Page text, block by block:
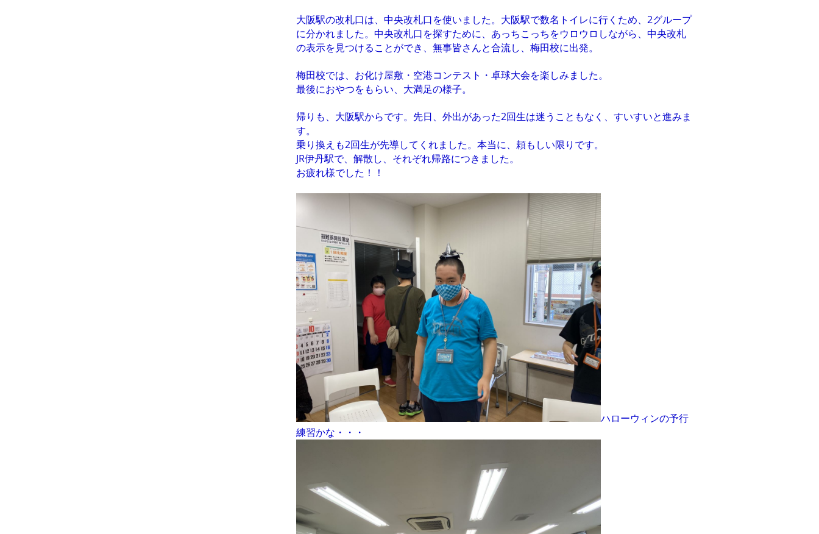
大阪駅の改札口は、中央改札口を使いました。大阪駅で数名トイレに行くため、2グループ
に分かれました。中央改札口を探すために、あっちこっちをウロウロしながら、中央改札
の表示を見つけることができ、無事皆さんと合流し、梅田校に出発。
梅田校では、お化け屋敷・空港コンテスト・卓球大会を楽しみました。
最後におやつをもらい、大満足の様子。
帰りも、大阪駅からです。先日、外出があった2回生は迷うこともなく、すいすいと進みま
す。
乗り換えも2回生が先導してくれました。本当に、頼もしい限りです。
JR伊丹駅で、解散し、それぞれ帰路につきました。
お疲れ様でした！！
ハローウィンの予行
練習かな・・・